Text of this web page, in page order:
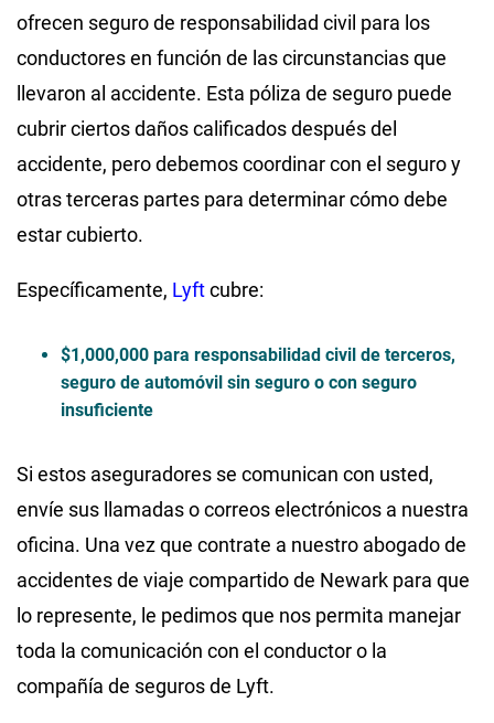
ofrecen seguro de responsabilidad civil para los
conductores en función de las circunstancias que
llevaron al accidente. Esta póliza de seguro puede
cubrir ciertos daños calificados después del
accidente, pero debemos coordinar con el seguro y
otras terceras partes para determinar cómo debe
estar cubierto.
Específicamente, Lyftcubre:
$1,000,000 para responsabilidad civil de terceros,
seguro de automóvil sin seguro o con seguro
insuficiente
Si estos aseguradores se comunican con usted,
envíe sus llamadas o correos electrónicos a nuestra
oficina. Una vez que contrate a nuestro abogado de
accidentes de viaje compartido de Newark para que
lo represente, le pedimos que nos permita manejar
toda la comunicación con el conductor o la
compañía de seguros de Lyft.